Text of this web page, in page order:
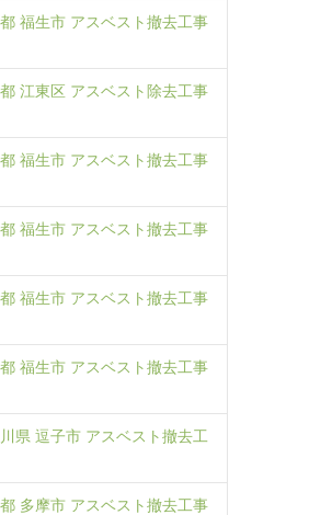
福生市 アスベスト撤去工事
江東区 アスベスト除去工事
福生市 アスベスト撤去工事
福生市 アスベスト撤去工事
福生市 アスベスト撤去工事
福生市 アスベスト撤去工事
県 逗子市 アスベスト撤去工
多摩市 アスベスト撤去工事